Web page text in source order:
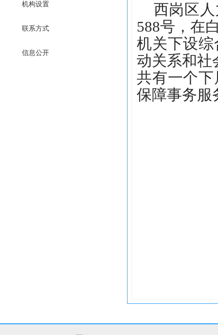
机构设置
联系方式
信息公开
西岗区
588号，在
机关下设综
动关系和社
共有一个
保障事务服